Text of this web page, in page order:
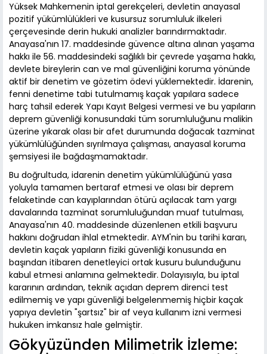
Yüksek Mahkemenin iptal gerekçeleri, devletin anayasal
pozitif yükümlülükleri ve kusursuz sorumluluk ilkeleri
çerçevesinde derin hukuki analizler barındırmaktadır.
Anayasa'nın 17. maddesinde güvence altına alınan yaşama
hakkı ile 56. maddesindeki sağlıklı bir çevrede yaşama hakkı,
devlete bireylerin can ve mal güvenliğini koruma yönünde
aktif bir denetim ve gözetim ödevi yüklemektedir. İdarenin,
fenni denetime tabi tutulmamış kaçak yapılara sadece
harç tahsil ederek Yapı Kayıt Belgesi vermesi ve bu yapıların
deprem güvenliği konusundaki tüm sorumluluğunu malikin
üzerine yıkarak olası bir afet durumunda doğacak tazminat
yükümlülüğünden sıyrılmaya çalışması, anayasal koruma
şemsiyesi ile bağdaşmamaktadır.
Bu doğrultuda, idarenin denetim yükümlülüğünü yasa
yoluyla tamamen bertaraf etmesi ve olası bir deprem
felaketinde can kayıplarından ötürü açılacak tam yargı
davalarında tazminat sorumluluğundan muaf tutulması,
Anayasa'nın 40. maddesinde düzenlenen etkili başvuru
hakkını doğrudan ihlal etmektedir. AYM'nin bu tarihi kararı,
devletin kaçak yapıların fiziki güvenliği konusunda en
başından itibaren denetleyici ortak kusuru bulunduğunu
kabul etmesi anlamına gelmektedir. Dolayısıyla, bu iptal
kararının ardından, teknik açıdan deprem direnci test
edilmemiş ve yapı güvenliği belgelenmemiş hiçbir kaçak
yapıya devletin "şartsız" bir af veya kullanım izni vermesi
hukuken imkansız hale gelmiştir.
Gökyüzünden Milimetrik İzleme: